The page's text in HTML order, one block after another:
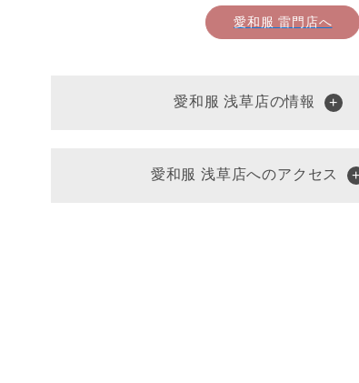
愛和服 雷門店へ
愛和服 浅草店の情報
愛和服 浅草店へのアクセス